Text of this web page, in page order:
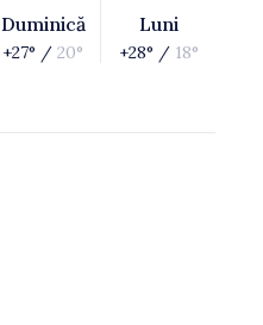
Duminică
+27° / 20°
Luni
+28° / 18°